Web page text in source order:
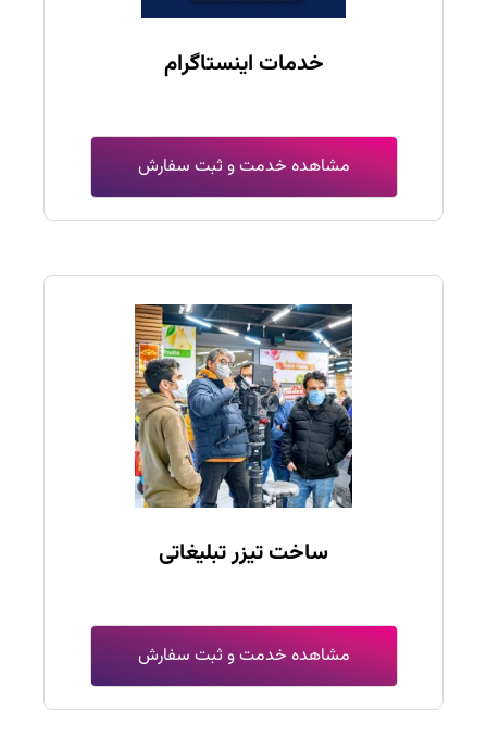
خدمات اینستاگرام
مشاهده خدمت و ثبت سفارش
ساخت تیزر تبلیغاتی
مشاهده خدمت و ثبت سفارش